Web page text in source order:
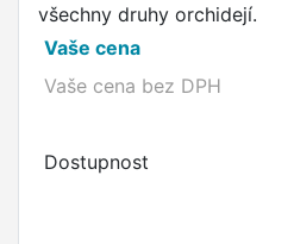
všechny druhy orchidejí.
Vaše cena
Vaše cena bez DPH
Dostupnost